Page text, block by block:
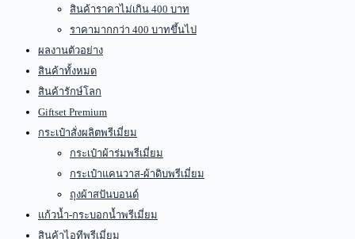
สินค้าราคาไม่เกิน 400 บาท
ราคามากกว่า 400 บาทขึ้นไป
ผลงานตัวอย่าง
สินค้าทั้งหมด
สินค้ารักษ์โลก
Giftset Premium
กระเป๋าสั่งผลิตพรีเมี่ยม
กระเป๋าผ้าร่มพรีเมี่ยม
กระเป๋าแคนวาส-ผ้าดิบพรีเมี่ยม
ถุงผ้าสปันบอนด์
แก้วน้ำ-กระบอกน้ำพรีเมี่ยม
สินค้าไอทีพรีเมี่ยม